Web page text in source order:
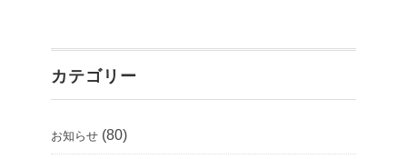
カテゴリー
お知らせ (80)